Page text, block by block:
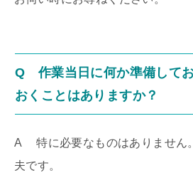
Q 作業当日に何か準備して
おくことはありますか？
A 特に必要なものはありません
夫です。